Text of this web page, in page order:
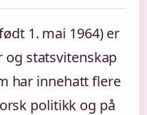
1. mai 1964) er
og statsvitenskap
har innehatt flere
politikk og på